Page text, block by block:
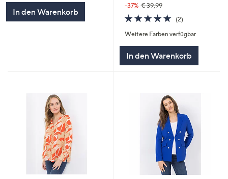
5
In den Warenkorb
-37% € 39,99
5.0
von
5
(2)2
Weitere Farben verfügbar
In den Warenkorb